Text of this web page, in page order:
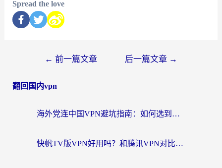
Spread the love
← 前一篇文章 后一篇文章 →
翻回国内vpn
海外党连中国VPN避坑指南：如何选到真正能无缝刷国内资源的加速器？
快帆TV版VPN好用吗？和腾讯VPN对比哪个回国效果更好？海外党必看的真实体验指南